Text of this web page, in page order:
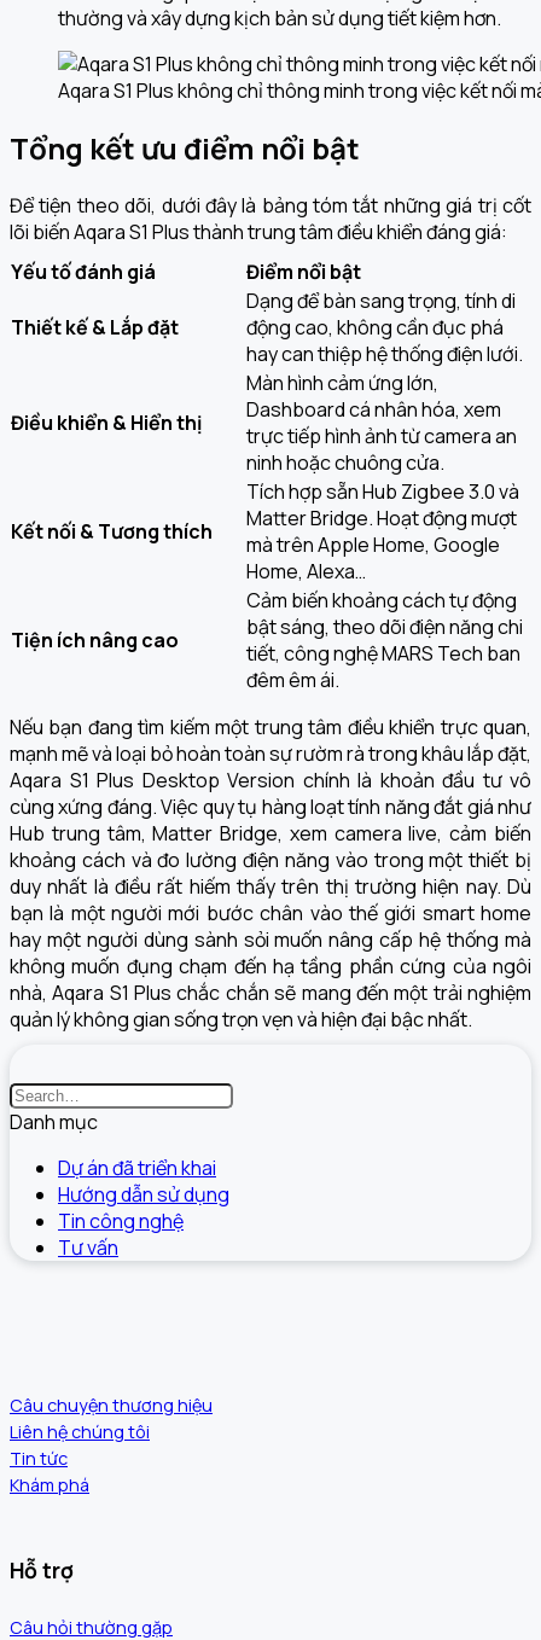
thường và xây dựng kịch bản sử dụng tiết kiệm hơn.
Aqara S1 Plus không chỉ thông minh trong việc kết nối
Tổng kết ưu điểm nổi bật
Để tiện theo dõi, dưới đây là bảng tóm tắt những giá trị cốt
lõi biến Aqara S1 Plus thành trung tâm điều khiển đáng giá:
Yếu tố đánh giá
Điểm nổi bật
Thiết kế & Lắp đặt
Dạng để bàn sang trọng, tính di
động cao, không cần đục phá
hay can thiệp hệ thống điện lưới.
Điều khiển & Hiển thị
Màn hình cảm ứng lớn,
Dashboard cá nhân hóa, xem
trực tiếp hình ảnh từ camera an
ninh hoặc chuông cửa.
Kết nối & Tương thích
Tích hợp sẵn Hub Zigbee 3.0 và
Matter Bridge. Hoạt động mượt
mà trên Apple Home, Google
Home, Alexa…
Tiện ích nâng cao
Cảm biến khoảng cách tự động
bật sáng, theo dõi điện năng chi
tiết, công nghệ MARS Tech ban
đêm êm ái.
Nếu bạn đang tìm kiếm một trung tâm điều khiển trực quan,
mạnh mẽ và loại bỏ hoàn toàn sự rườm rà trong khâu lắp đặt,
Aqara S1 Plus Desktop Version chính là khoản đầu tư vô
cùng xứng đáng. Việc quy tụ hàng loạt tính năng đắt giá như
Hub trung tâm, Matter Bridge, xem camera live, cảm biến
khoảng cách và đo lường điện năng vào trong một thiết bị
duy nhất là điều rất hiếm thấy trên thị trường hiện nay. Dù
bạn là một người mới bước chân vào thế giới smart home
hay một người dùng sành sỏi muốn nâng cấp hệ thống mà
không muốn đụng chạm đến hạ tầng phần cứng của ngôi
nhà, Aqara S1 Plus chắc chắn sẽ mang đến một trải nghiệm
quản lý không gian sống trọn vẹn và hiện đại bậc nhất.
Danh mục
Dự án đã triển khai
Hướng dẫn sử dụng
Tin công nghệ
Tư vấn
Câu chuyện thương hiệu
Liên hệ chúng tôi
Tin tức
Khám phá
Hỗ trợ
Câu hỏi thường gặp